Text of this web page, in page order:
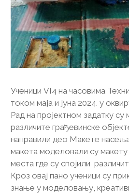
Ученици VI4 на часовима
током маја и јуна 2024. у
Рад на пројектном задатку
различите грађевинске
направили део Макете
макета моделовали су
места где су спојили
Кроз овај пано ученици су
знање у моделовању,